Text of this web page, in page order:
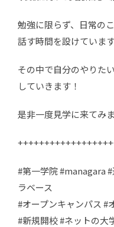
勉強に限らず、日常の
話す時間を設けています
その中で自分のやりた
していきます！
是非一度見学に来てみ
#第一学院 #managara
ラベース
#オープンキャンパス #
#新規開校 #ネットの大